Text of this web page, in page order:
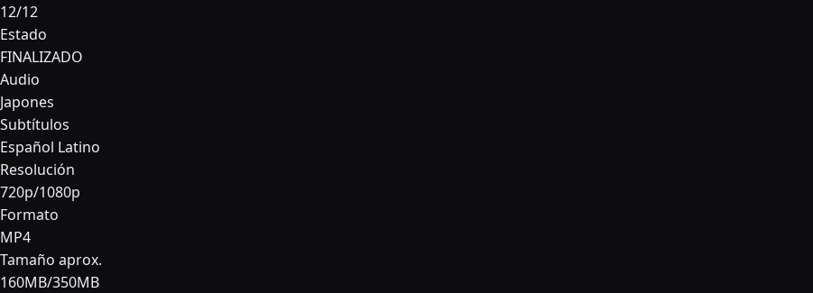
12/12
Estado
FINALIZADO
Audio
Japones
Subtítulos
Español Latino
Resolución
720p/1080p
Formato
MP4
Tamaño aprox.
160MB/350MB